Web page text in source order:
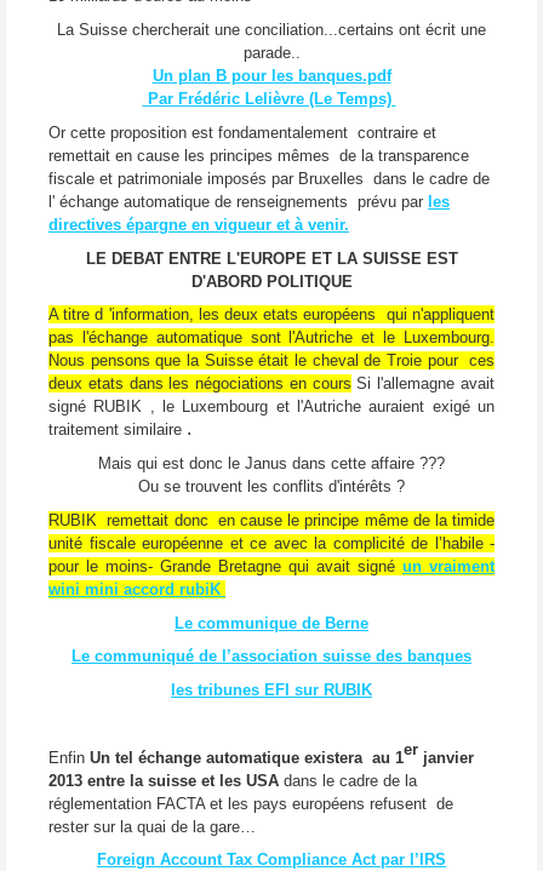
La Suisse chercherait une conciliation...certains ont écrit une
parade..
Un plan B pour les banques.pdf
Par Frédéric Lelièvre (Le Temps)
Or cette proposition est fondamentalement contraire et
remettait en cause les principes mêmes de la transparence
fiscale et patrimoniale imposés par Bruxelles dans le cadre de
l' échange automatique de renseignements prévu par les
directives épargne en vigueur et à venir.
LE DEBAT ENTRE L'EUROPE ET LA SUISSE EST
D'ABORD POLITIQUE
A titre d 'information, les deux etats européens qui n'appliquent
pas l'échange automatique sont l'Autriche et le Luxembourg.
Nous pensons que la Suisse était le cheval de Troie pour ces
deux etats dans les négociations en cours Si l'allemagne avait
signé RUBIK , le Luxembourg et l'Autriche auraient exigé un
traitement similaire .
Mais qui est donc le Janus dans cette affaire ???
Ou se trouvent les conflits d'intérêts ?
RUBIK remettait donc en cause le principe même de la timide
unité fiscale européenne et ce avec la complicité de l’habile -
pour le moins- Grande Bretagne qui avait signé un vraiment
wini mini accord rubiK
Le communique de Berne
Le communiqué de l’association suisse des banques
les tribunes EFI sur RUBIK
Enfin Un tel échange automatique existera au 1er janvier
2013 entre la suisse et les USA dans le cadre de la
réglementation FACTA et les pays européens refusent de
rester sur la quai de la gare…
Foreign Account Tax Compliance Act par l’IRS